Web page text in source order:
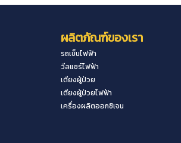
ผลิตภัณฑ์ของเรา
รถเข็นไฟฟ้า
วีลแชร์ไฟฟ้า
เตียงผู้ป่วย
เตียงผู้ป่วยไฟฟ้า
เครื่องผลิตออกซิเจน